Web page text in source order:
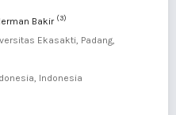
Bakir (3)
Ekasakti, Padang,
Indonesia